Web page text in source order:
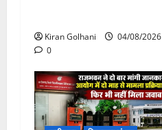
Kiran Golhani
04/08/2026
0